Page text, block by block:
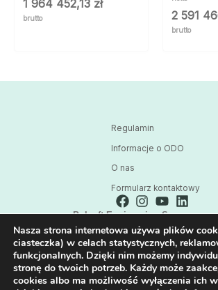
1 964 452,13 zł
brutto 2 591
brutto
Regulamin
Informacje o ODO
O nas
Formularz kontaktowy
Polsoft Engineering Sp. z o.o.
ul. 73 Pułku Piechoty 1, 40-467
Skontaktuj się z nami:
32 209 80 39
E-mail:
Nasza strona internetowa używa plików
ciasteczka) w celach statystycznych,
funkcjonalnych. Dzięki nim możemy
stronę do twoich potrzeb. Każdy może
cookies albo ma możliwość wyłączenia ich